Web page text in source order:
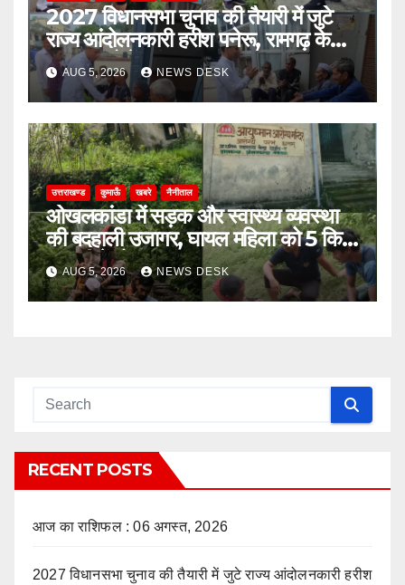
2027 विधानसभा चुनाव की तैयारी में जुटे
राज्य आंदोलनकारी हरीश पनेरू, रामगढ़ के
दूरस्थ गांवों में पहुंचकर जनता से मांगा
आशीर्वाद
AUG 5, 2026 NEWS DESK
उत्तराखण्ड कुमाऊँ खबरे नैनीताल
ओखलकांडा में सड़क और स्वास्थ्य व्यवस्था
की बदहाली उजागर, घायल महिला को 5 किमी
पालकी में ढोकर पहुंचाया सड़क तक
AUG 5, 2026 NEWS DESK
RECENT POSTS
आज का राशिफल : 06 अगस्त, 2026
2027 विधानसभा चुनाव की तैयारी में जुटे राज्य आंदोलनकारी हरीश